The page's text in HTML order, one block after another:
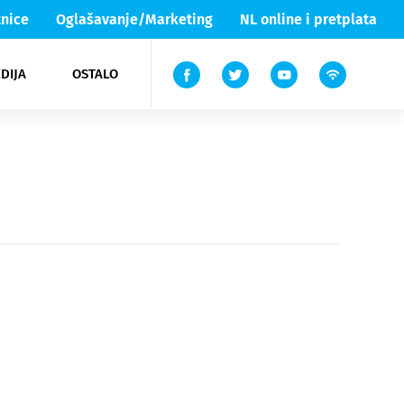
Oglašavanje/Marketing NL online i pretplata
OSTALO
Lika & Senj
TV